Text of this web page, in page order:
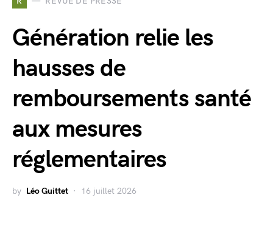
Génération relie les
hausses de
remboursements santé
aux mesures
réglementaires
by Léo Guittet 16 juillet 2026